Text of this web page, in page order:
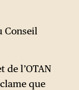
Conseil
de l’OTAN
que